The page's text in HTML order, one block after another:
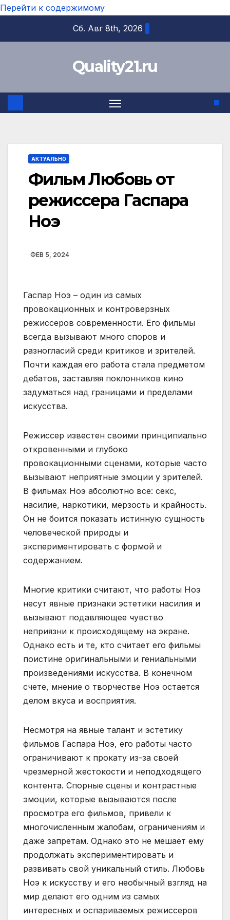
Перейти к содержимому
Сб. Авг 8th, 2026
Quality21.ru
АКТУАЛЬНО
Фильм Любовь от
режиссера Гаспара
Ноэ
ФЕВ 5, 2024
Гаспар Ноэ – один из самых
провокационных и контроверзных
режиссеров современности. Его фильмы
всегда вызывают много споров и
разногласий среди критиков и зрителей.
Почти каждая его работа стала предметом
дебатов, заставляя поклонников кино
задуматься над границами и пределами
искусства.
Режиссер известен своими принципиально
откровенными и глубоко
провокационными сценами, которые часто
вызывают неприятные эмоции у зрителей.
В фильмах Ноэ абсолютно все: секс,
насилие, наркотики, мерзость и крайность.
Он не боится показать истинную сущность
человеческой природы и
экспериментировать с формой и
содержанием.
Многие критики считают, что работы Ноэ
несут явные признаки эстетики насилия и
вызывают подавляющее чувство
неприязни к происходящему на экране.
Однако есть и те, кто считает его фильмы
поистине оригинальными и гениальными
произведениями искусства. В конечном
счете, мнение о творчестве Ноэ остается
делом вкуса и восприятия.
Несмотря на явные талант и эстетику
фильмов Гаспара Ноэ, его работы часто
ограничивают к прокату из-за своей
чрезмерной жестокости и неподходящего
контента. Спорные сцены и контрастные
эмоции, которые вызываются после
просмотра его фильмов, привели к
многочисленным жалобам, ограничениям и
даже запретам. Однако это не мешает ему
продолжать экспериментировать и
развивать свой уникальный стиль. Любовь
Ноэ к искусству и его необычный взгляд на
мир делают его одним из самых
интересных и оспариваемых режиссеров